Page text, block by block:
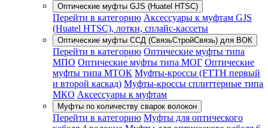
Оптические муфты GJS (Huatel HTSC)
Перейти в категорию Аксессуары к муфтам GJS
(Huatel HTSC), лотки, сплайс-кассеты
Оптические муфты ССД (СвязьСтройСвязь) для ВОК
Перейти в категорию Оптические муфты типа
МПО Оптические муфты типа МОГ Оптические
муфты типа МТОК Муфты-кроссы (FTTH первый
и второй каскад) Муфты-кроссы сплиттерные типа
МКО Аксессуары к муфтам
Муфты по количеству сварок волокон
Перейти в категорию Муфты для оптического